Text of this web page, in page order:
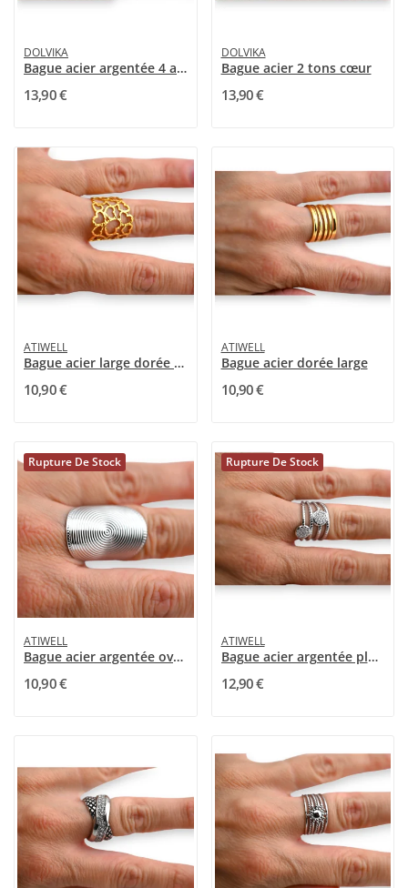
DOLVIKA
Bague acier argentée 4 anneaux
13,90 €
DOLVIKA
Bague acier 2 tons cœur
13,90 €
ATIWELL
Bague acier large dorée cœurs
10,90 €
ATIWELL
Bague acier dorée large
10,90 €
Rupture De Stock
ATIWELL
Bague acier argentée ovale illusion
10,90 €
Rupture De Stock
ATIWELL
Bague acier argentée plusieurs rangs rond strass
12,90 €